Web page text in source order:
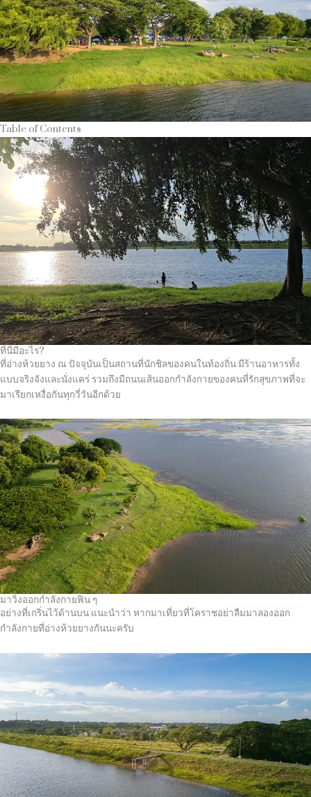
Table of Contents
ที่นี่มีอะไร?
ที่อ่างห้วยยาง ณ ปัจจุบันเป็นสถานที่นักชิลของคนในท้องถิ่น มีร้านอาหารทั้ง
แบบจริงจังและนั่งแคร่ รวมถึงมีถนนเส้นออกกำลังกายของคนที่รักสุขภาพที่จะ
มาเรียกเหงื่อกันทุกวี่วันอีกด้วย
มาวิ่งออกกำลังกายฟิน ๆ
อย่างที่เกริ่นไว้ด้านบน แนะนำว่า หากมาเที่ยวที่โคราชอย่าลืมมาลองออก
กำลังกายที่อ่างห้วยยางกันนะครับ